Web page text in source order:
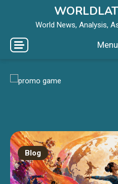
World News, Analysis,
Menu
Blog